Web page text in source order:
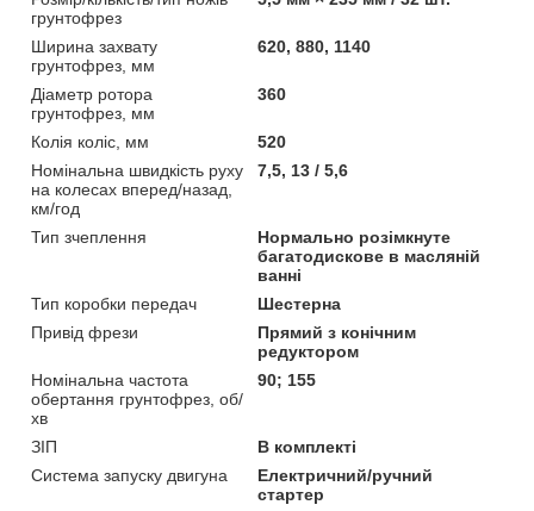
грунтофрез
Ширина захвату
грунтофрез, мм
620, 880, 1140
Діаметр ротора
грунтофрез, мм
360
Колія коліс, мм
520
Номінальна швидкість руху
на колесах вперед/назад,
км/год
7,5, 13 / 5,6
Тип зчеплення
Нормально розімкнуте
багатодискове в масляній
ванні
Тип коробки передач
Шестерна
Привід фрези
Прямий з конічним
редуктором
Номінальна частота
обертання грунтофрез, об/
хв
90; 155
ЗІП
В комплекті
Система запуску двигуна
Електричний/ручний
стартер